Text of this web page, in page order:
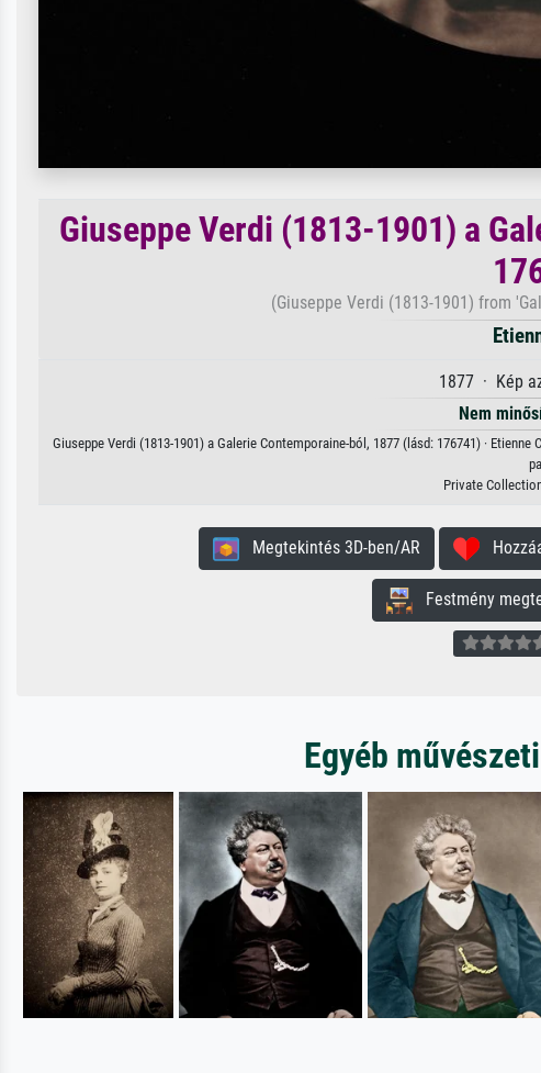
Giuseppe Verdi (1813-1901) a
(Giuseppe Verdi (1813-1901) from
1877 · Kép
Nem
Giuseppe Verdi (1813-1901) a Galerie Contemporaine-ból, 1877 (lásd: 176741) ·
Private
Megtekintés 3D-ben/AR
Festmény
Egyéb